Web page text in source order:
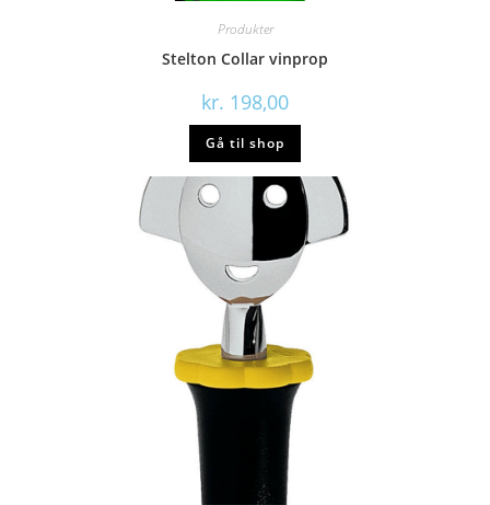
Produkter
Stelton Collar vinprop
kr. 198,00
Gå til shop